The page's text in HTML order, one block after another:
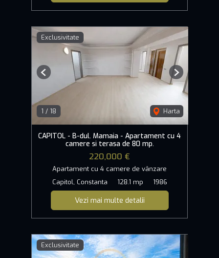
Exclusivitate
1 / 18 Harta
Previous Next
CAPITOL - B-dul. Mamaia - Apartament cu 4
camere si terasa de 80 mp.
220,000 €
Apartament cu 4 camere de vânzare
Capitol, Constanta
128.1 mp 1986
Vezi mai multe detalii
Exclusivitate